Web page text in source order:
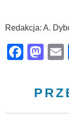
Redakcja: A.